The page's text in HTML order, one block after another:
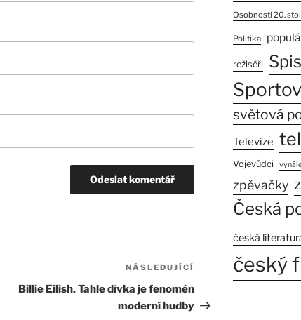
Následující
příspěvek
NÁSLEDUJÍCÍ
Billie Eilish. Tahle dívka je fenomén
moderní hudby
Osobnosti 20.
Politika
režiséři
světová
Televize
Vojevůdci
zpěvačky
Česká
česká
český